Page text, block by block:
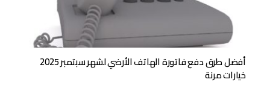
أفضل طرق دفع فاتورة الهاتف الأرضي لشهر سبتمبر 2025
خيارات مرنة